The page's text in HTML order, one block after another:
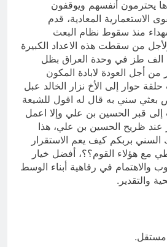
يحترمون أنفسهم ويوقفون
الاستعمارية المعادية، قدم
منذ سقوط نظام البعث
من سقطت هذه الاعداد الكبيرة
الف طز في وحدة العراق بظل
أجل العودة لابادة المكون
حوار إلى الأخ نزار الخالد عبل
بعثي سني به قال له اقول للشيعة
إلى قبر الحسين بن علي وإلا اعمل
عند ظريح الحسين بن علي، هذا
السني بربكم كيف يعم الاستقرار
مع هؤلاء القوم؟؟، أفضل خيار
والاهتمام في رفاهية أبناء الوسط
والتقدير.